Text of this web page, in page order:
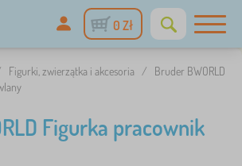
0 Zł
Figurki, zwierzątka i akcesoria /
Bruder BWORLD
Figurka pracownik